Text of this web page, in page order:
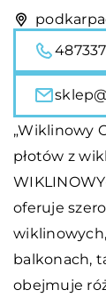
„Wiklinowy
płotów z
oferuje
balkonach,
obejmuje